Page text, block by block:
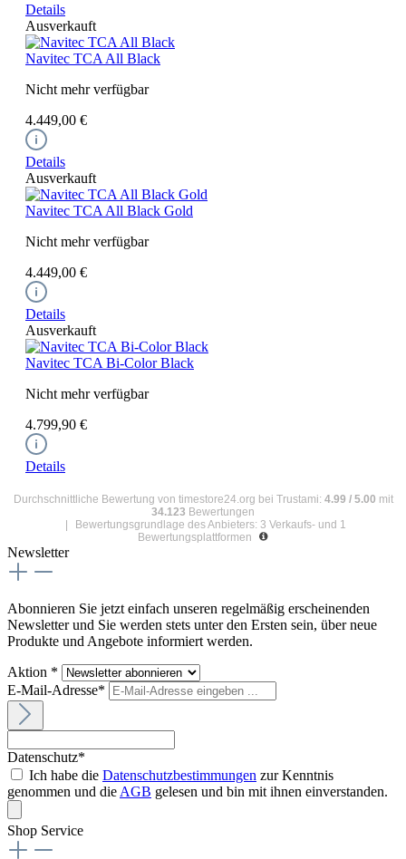
Details
Ausverkauft
Navitec TCA All Black
Nicht mehr verfügbar
4.449,00 €
Details
Ausverkauft
Navitec TCA All Black Gold
Nicht mehr verfügbar
4.449,00 €
Details
Ausverkauft
Navitec TCA Bi-Color Black
Nicht mehr verfügbar
4.799,90 €
Details
Durchschnittliche Bewertung von timestore24.org bei Trustami: 4.99 / 5.00 mit
34.123 Bewertungen
|
Bewertungsgrundlage des Anbieters: 3 Verkaufs- und 1
Bewertungsplattformen
Newsletter
Abonnieren Sie jetzt einfach unseren regelmäßig erscheinenden
Newsletter und Sie werden stets unter den Ersten sein, über neue
Produkte und Angebote informiert werden.
Aktion *
E-Mail-Adresse*
Datenschutz*
Ich habe die Datenschutzbestimmungen zur Kenntnis
genommen und die AGB gelesen und bin mit ihnen einverstanden.
Shop Service